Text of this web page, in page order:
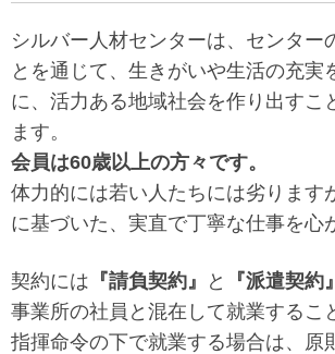
シルバー人材センターは、センター
とを通じて、生きがいや生活の充実
に、活力ある地域社会を作り出すこ
ます。
会員は60歳以上の方々です。
体力的には若い人たちには劣ります
に基づいた、実直で丁寧な仕事を心
契約には 『請負契約』 と 『派遣契約』
事業所の社員と混在して就業するこ
指揮命令の下で就業する場合は、原